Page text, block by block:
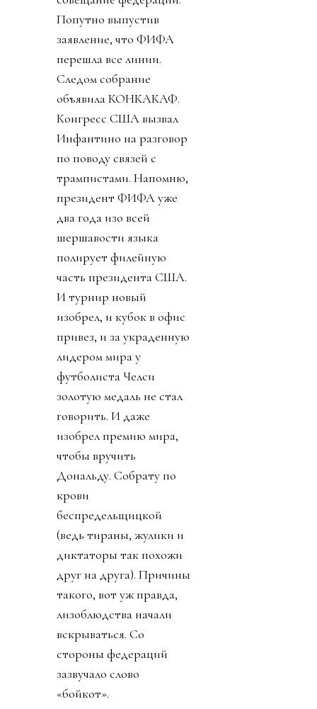
Попутно выпустив
заявление, что ФИФА
перешла все линии.
Следом собрание
объявила КОНКАКАФ.
Конгресс США вызвал
Инфантино на разговор
по поводу связей с
трампистами. Напомню,
президент ФИФА уже
два года изо всей
шершавости языка
полирует филейную
часть президента США.
И турнир новый
изобрел, и кубок в офис
привез, и за украденную
лидером мира у
футболиста Челси
золотую медаль не стал
говорить. И даже
изобрел премию мира,
чтобы вручить
Дональду. Собрату по
крови
беспредельщицкой
(ведь тираны, жулики и
диктаторы так похожи
друг на друга). Причины
такого, вот уж правда,
лизоблюдства начали
вскрываться. Со
стороны федераций
зазвучало слово
«бойкот».